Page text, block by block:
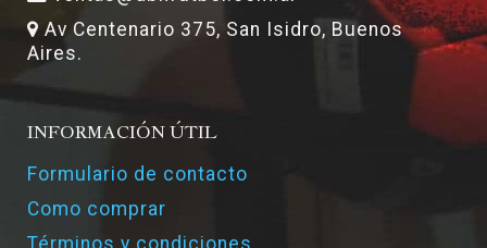
Av Centenario 375, San Isidro, Buenos
Aires.
INFORMACIÓN ÚTIL
Formulario de contacto
Como comprar
Términos y condiciones